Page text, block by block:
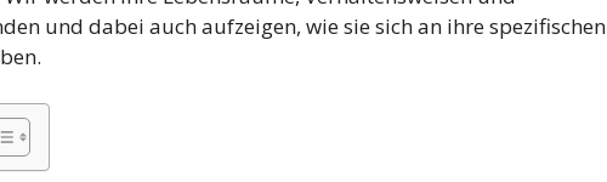
und dabei auch aufzeigen, wie sie sich an ihre spezifischen